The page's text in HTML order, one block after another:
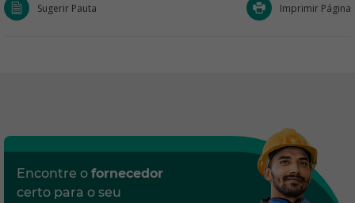
Sugerir Pauta Imprimir Página
Encontre o fornecedor
certo para o seu